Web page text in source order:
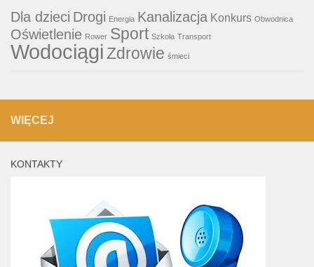
Dla dzieci Drogi Energia Kanalizacja Konkurs Obwodnica
Oświetlenie Rower Sport Szkoła Transport
WodociągiZdrowie śmieci
WIĘCEJ
KONTAKTY